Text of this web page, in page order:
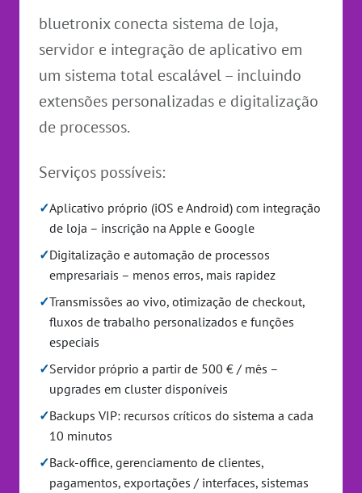
bluetronix conecta sistema de loja,
servidor e integração de aplicativo em
um sistema total escalável – incluindo
extensões personalizadas e digitalização
de processos.
Serviços possíveis:
✓Aplicativo próprio (iOS e Android) com integração
de loja – inscrição na Apple e Google
✓Digitalização e automação de processos
empresariais – menos erros, mais rapidez
✓Transmissões ao vivo, otimização de checkout,
fluxos de trabalho personalizados e funções
especiais
✓Servidor próprio a partir de 500 € / mês –
upgrades em cluster disponíveis
✓Backups VIP: recursos críticos do sistema a cada
10 minutos
✓Back-office, gerenciamento de clientes,
pagamentos, exportações / interfaces, sistemas